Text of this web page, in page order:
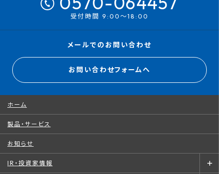
受付時間 9:00～18:00
メールでのお問い合わせ
お問い合わせフォームへ
ホーム
製品・サービス
お知らせ
IR・投資家情報